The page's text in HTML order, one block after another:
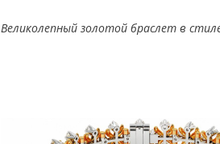
Великолепный золотой браслет в